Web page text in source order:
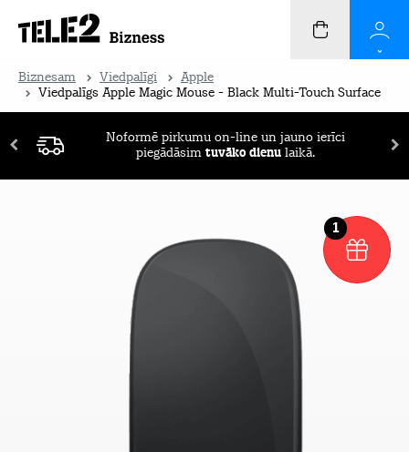
Biznesam Viedpalīgi
Apple
Viedpalīgs Apple Magic Mouse - Black Multi-Touch Surface
Noformē pirkumu on-line un jauno ierīci
piegādāsim tuvāko dienu laikā.
1